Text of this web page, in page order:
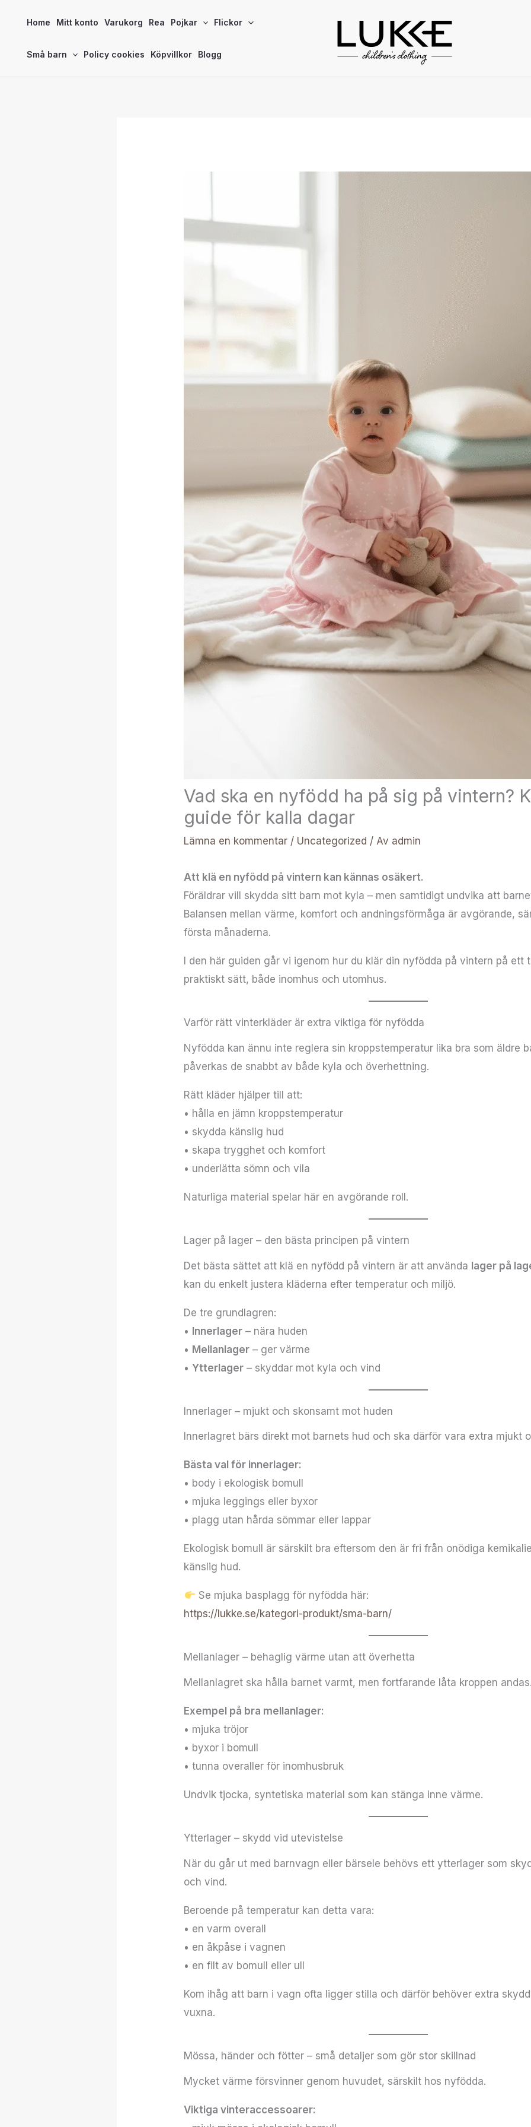
Home Mitt konto Varukorg Rea Pojkar Flickor
Små barn Policy cookies Köpvillkor Blogg
Vad ska en nyfödd ha på sig på vintern?
guide för kalla dagar
Lämna en kommentar / Uncategorized / Av admin
Att klä en nyfödd på vintern kan kännas osäkert.
Föräldrar vill skydda sitt barn mot kyla – men samtidigt undvika att
Balansen mellan värme, komfort och andningsförmåga är avgörande,
första månaderna.
I den här guiden går vi igenom hur du klär din nyfödda på vintern på ett
praktiskt sätt, både inomhus och utomhus.
Varför rätt vinterkläder är extra viktiga för nyfödda
Nyfödda kan ännu inte reglera sin kroppstemperatur lika bra som äldre
påverkas de snabbt av både kyla och överhettning.
Rätt kläder hjälper till att:
• hålla en jämn kroppstemperatur
• skydda känslig hud
• skapa trygghet och komfort
• underlätta sömn och vila
Naturliga material spelar här en avgörande roll.
Lager på lager – den bästa principen på vintern
Det bästa sättet att klä en nyfödd på vintern är att använda lager på
kan du enkelt justera kläderna efter temperatur och miljö.
De tre grundlagren:
• Innerlager – nära huden
• Mellanlager – ger värme
•Ytterlager – skyddar mot kyla och vind
Innerlager – mjukt och skonsamt mot huden
Innerlagret bärs direkt mot barnets hud och ska därför vara extra mjukt
Bästa val för innerlager:
• body i ekologisk bomull
• mjuka leggings eller byxor
• plagg utan hårda sömmar eller lappar
Ekologisk bomull är särskilt bra eftersom den är fri från onödiga
känslig hud.
Se mjuka basplagg för nyfödda här:
https://lukke.se/kategori-produkt/sma-barn/
Mellanlager – behaglig värme utan att överhetta
Mellanlagret ska hålla barnet varmt, men fortfarande låta kroppen
Exempel på bra mellanlager:
• mjuka tröjor
• byxor i bomull
• tunna overaller för inomhusbruk
Undvik tjocka, syntetiska material som kan stänga inne värme.
Ytterlager – skydd vid utevistelse
När du går ut med barnvagn eller bärsele behövs ett ytterlager som
och vind.
Beroende på temperatur kan detta vara:
• en varm overall
• en åkpåse i vagnen
• en filt av bomull eller ull
Kom ihåg att barn i vagn ofta ligger stilla och därför behöver extra
vuxna.
Mössa, händer och fötter – små detaljer som gör stor skillnad
Mycket värme försvinner genom huvudet, särskilt hos nyfödda.
Viktiga vinteraccessoarer: